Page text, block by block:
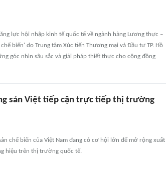
lực hội nhập kinh tế quốc tế về ngành hàng Lương thực –
biến' do Trung tâm Xúc tiến Thương mại và Đầu tư TP. Hồ
góc nhìn sâu sắc và giải pháp thiết thực cho cộng đồng
sản Việt tiếp cận trực tiếp thị trường
chế biến của Việt Nam đang có cơ hội lớn để mở rộng xuất
hiệu trên thị trường quốc tế.